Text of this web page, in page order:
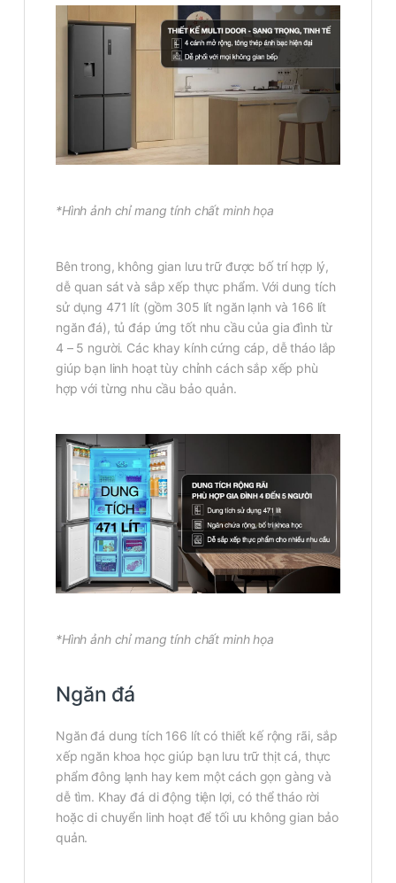
*Hình ảnh chỉ mang tính chất minh họa
Bên trong, không gian lưu trữ được bố trí hợp lý,
dễ quan sát và sắp xếp thực phẩm. Với dung tích
sử dụng 471 lít (gồm 305 lít ngăn lạnh và 166 lít
ngăn đá), tủ đáp ứng tốt nhu cầu của gia đình từ
4 – 5 người. Các khay kính cứng cáp, dễ tháo lắp
giúp bạn linh hoạt tùy chỉnh cách sắp xếp phù
hợp với từng nhu cầu bảo quản.
*Hình ảnh chỉ mang tính chất minh họa
Ngăn đá
Ngăn đá dung tích 166 lít có thiết kế rộng rãi, sắp
xếp ngăn khoa học giúp bạn lưu trữ thịt cá, thực
phẩm đông lạnh hay kem một cách gọn gàng và
dễ tìm. Khay đá di động tiện lợi, có thể tháo rời
hoặc di chuyển linh hoạt để tối ưu không gian bảo
quản.